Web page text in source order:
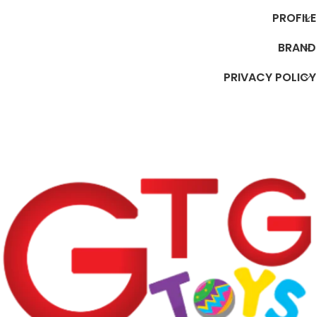
PROFILE
BRAND
PRIVACY POLICY